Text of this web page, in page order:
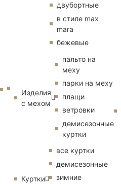
двубортные
в стиле max
mara
бежевые
Изделия
с мехом
пальто на
меху
парки на меху
плащи
ветровки
демисезонные
куртки
Куртки
все куртки
демисезонные
зимние